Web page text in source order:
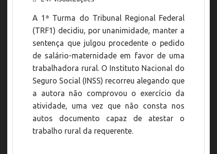
A 1ª Turma do Tribunal Regional Federal
(TRF1) decidiu, por unanimidade, manter a
sentença que julgou procedente o pedido
de salário-maternidade em favor de uma
trabalhadora rural. O Instituto Nacional do
Seguro Social (INSS) recorreu alegando que
a autora não comprovou o exercício da
atividade, uma vez que não consta nos
autos documento capaz de atestar o
trabalho rural da requerente.